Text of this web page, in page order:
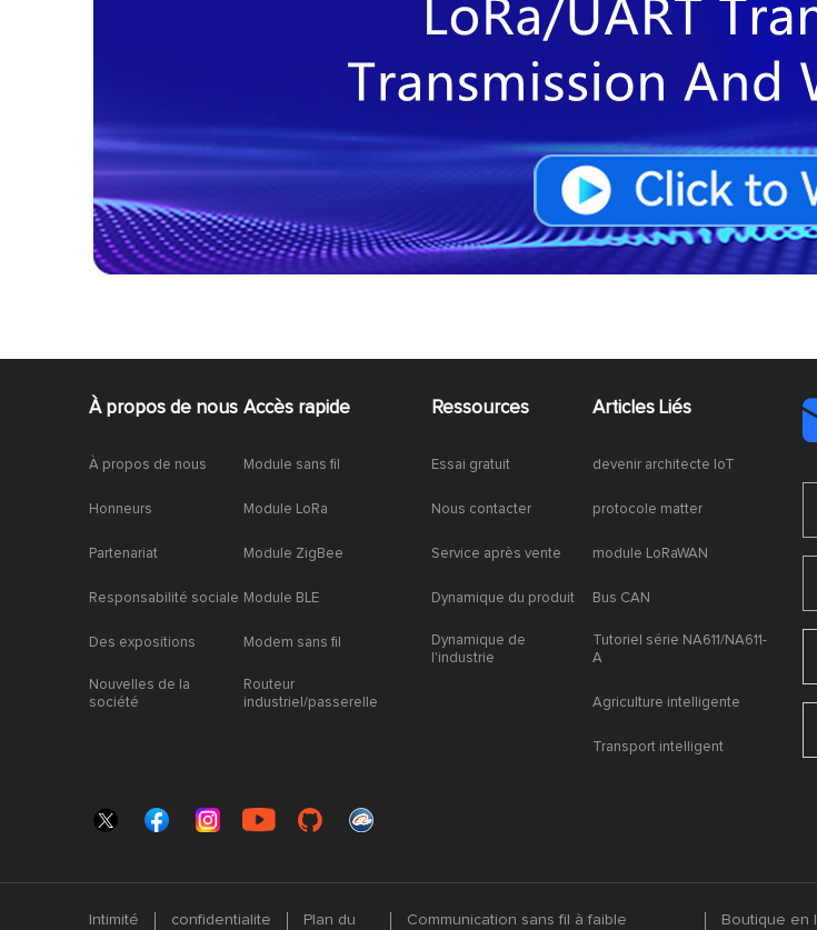
À propos de nous
À propos de nous
Honneurs
Partenariat
Responsabilité sociale
Des expositions
Nouvelles de la
société
Accès rapide
Module sans fil
Module LoRa
Module ZigBee
Module BLE
Modem sans fil
Routeur
industriel/passerelle
Ressources
Essai gratuit
Nous contacter
Service après vente
Dynamique du produit
Dynamique de
l'industrie
Articles Liés
devenir architecte IoT
protocole matter
module LoRaWAN
Bus CAN
Tutoriel série NA611/NA611-
A
Agriculture intelligente
Transport intelligent
Intimité confidentialite
Plan du
Communication sans fil à faible
Boutique en